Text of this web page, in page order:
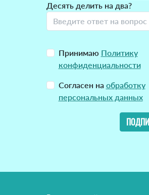
Десять делить на два?
Принимаю Политику
конфиденциальности
Согласен на обработку
персональных данных